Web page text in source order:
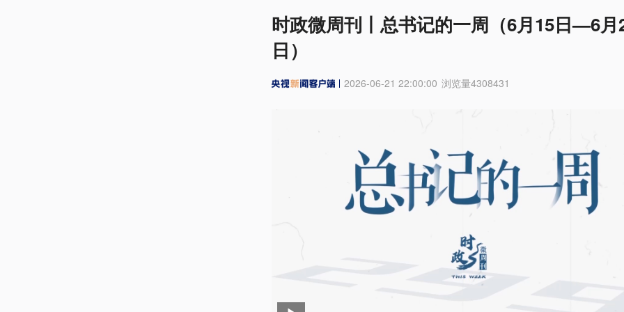
时政微周刊丨总书记的一周（6月15日—6月
日）
2026-06-21 22:00:00 浏览量4308431